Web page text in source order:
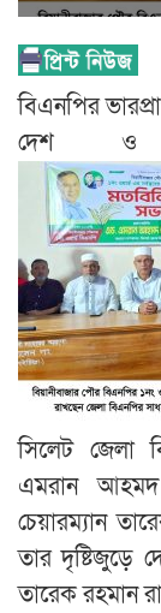
বিএনপির
দেশ ও
সিলেট জেলা
এমরান আহমদ
চেয়ারম্যান
তার দৃষ্টিজুড়ে
তারেক রহমান